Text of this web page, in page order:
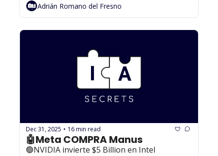
Adrián Romano del Fresno
Dec 31, 2025 • 16 min read
🟢NVIDIA invierte $5 Billion en Intel